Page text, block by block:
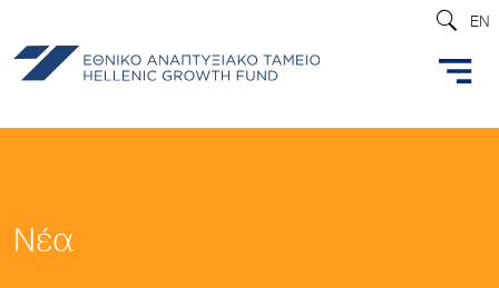
EN
Νέα